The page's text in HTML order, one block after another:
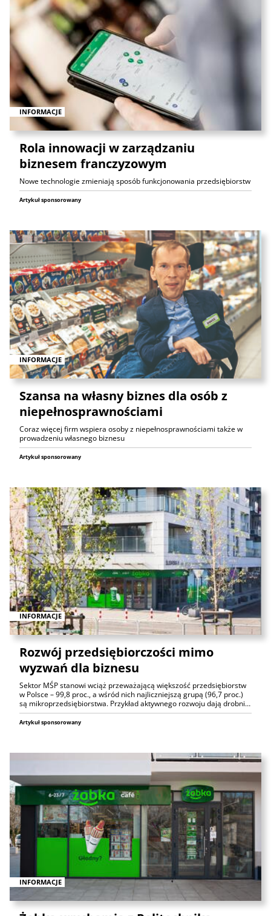
INFORMACJE
Rola innowacji w zarządzaniu
biznesem franczyzowym
Nowe technologie zmieniają sposób funkcjonowania przedsiębiorstw
Artykuł sponsorowany
INFORMACJE
Szansa na własny biznes dla osób z
niepełnosprawnościami
Coraz więcej firm wspiera osoby z niepełnosprawnościami także w
prowadzeniu własnego biznesu
Artykuł sponsorowany
INFORMACJE
Rozwój przedsiębiorczości mimo
wyzwań dla biznesu
Sektor MŚP stanowi wciąż przeważającą większość przedsiębiorstw
w Polsce – 99,8 proc., a wśród nich najliczniejszą grupą (96,7 proc.)
są mikroprzedsiębiorstwa. Przykład aktywnego rozwoju dają drobni…
Artykuł sponsorowany
INFORMACJE